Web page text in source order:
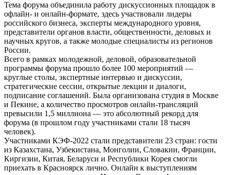
Тема форума объединила работу дискуссионных площадок в
офлайн- и онлайн-формате, здесь участвовали лидеры
российского бизнеса, эксперты международного уровня,
представители органов власти, общественности, деловых и
научных кругов, а также молодые специалисты из регионов
России.
Всего в рамках молодежной, деловой, образовательной
программы форума прошло более 100 мероприятий —
круглые столы, экспертные интервью и дискуссии,
стратегические сессии, открытые лекции и диалоги,
подписание соглашений. Была организована студия в Москве
и Пекине, а количество просмотров онлайн-трансляций
превысили 1,5 миллиона — это абсолютный рекорд для
форума (в прошлом году участниками стали 18 тысяч
человек).
Участниками КЭФ-2022 стали представители 23 стран: гости
из Казахстана, Узбекистана, Монголии, Словакии, Франции,
Киргизии, Китая, Беларуси и Республики Корея смогли
приехать в Красноярск лично. Онлайн к выступлениям